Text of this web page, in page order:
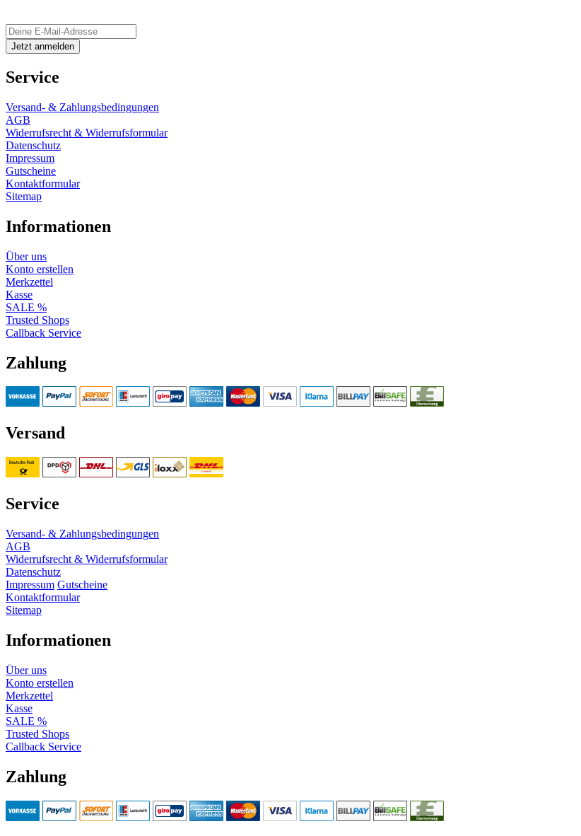
Service
Versand- & Zahlungsbedingungen
AGB
Widerrufsrecht & Widerrufsformular
Datenschutz
Impressum
Gutscheine
Kontaktformular
Sitemap
Informationen
Über uns
Konto erstellen
Merkzettel
Kasse
SALE %
Trusted Shops
Callback Service
Zahlung
Versand
Service
Versand- & Zahlungsbedingungen
AGB
Widerrufsrecht & Widerrufsformular
Datenschutz
Impressum Gutscheine
Kontaktformular
Sitemap
Informationen
Über uns
Konto erstellen
Merkzettel
Kasse
SALE %
Trusted Shops
Callback Service
Zahlung